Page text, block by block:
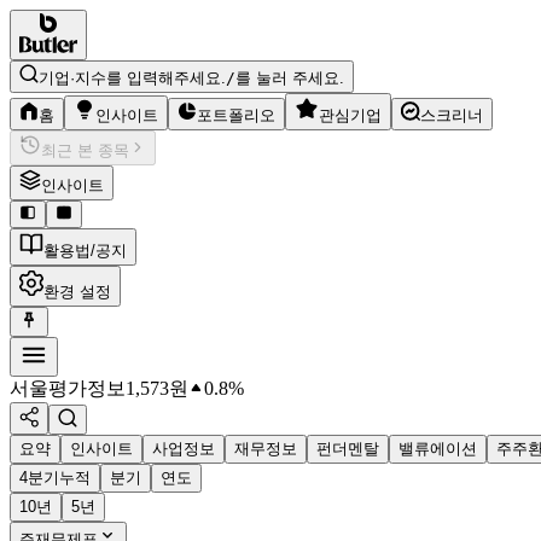
기업·지수를 입력해주세요./를 눌러 주세요.
홈 인사이트 포트폴리오 관심기업
스크리너
최근 본 종목
인사이트
활용법/공지
환경 설정
서울평가정보 1,573원 0.8%
요약 인사이트 사업정보 재무정보 펀더멘탈 밸류에이션 주주
4분기누적
분기
연도
10년
5년